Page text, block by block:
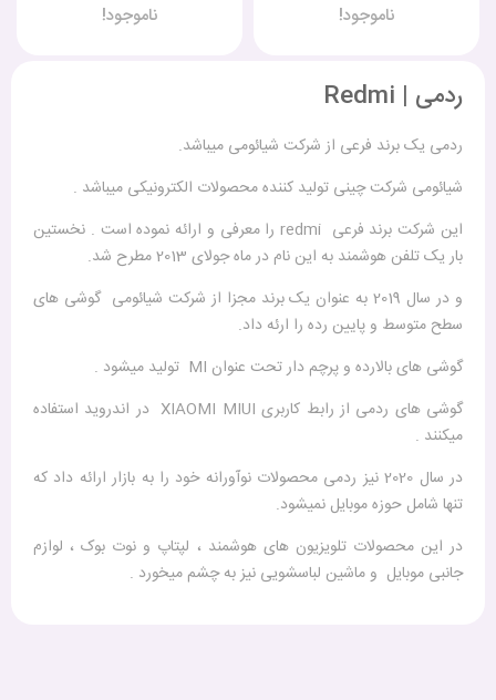
ناموجود! ناموجود!
ردمی | Redmi
ردمی یک برند فرعی از شرکت شیائومی میباشد.
شیائومی شرکت چینی تولید کننده محصولات الکترونیکی میباشد .
این شرکت برند فرعی redmi را معرفی و ارائه نموده است . نخستین
بار یک تلفن هوشمند به این نام در ماه جولای 2013 مطرح شد.
و در سال 2019 به عنوان یک برند مجزا از شرکت شیائومی گوشی های
سطح متوسط و پایین رده را ارئه داد.
گوشی های بالارده و پرچم دار تحت عنوان MI تولید میشود .
گوشی های ردمی از رابط کاربری XIAOMI MIUI در اندروید استفاده
میکنند .
در سال 2020 نیز ردمی محصولات نوآورانه خود را به بازار ارائه داد که
تنها شامل حوزه موبایل نمیشود.
در این محصولات تلویزیون های هوشمند ، لپتاپ و نوت بوک ، لوازم
جانبی موبایل و ماشین لباسشویی نیز به چشم میخورد .